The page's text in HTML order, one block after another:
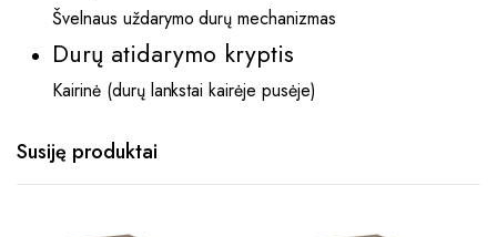
Švelnaus uždarymo durų mechanizmas
Durų atidarymo kryptis
Kairinė (durų lankstai kairėje pusėje)
Susiję produktai